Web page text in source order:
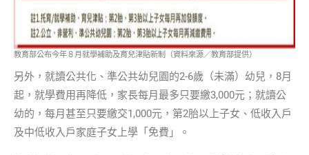
教育部公布今年８月就學補助及育兒津貼新制（資料來源／教育部提供）
另外，就讀公共化、準公共幼兒園的2-6歲（未滿）幼兒，8月
起，就學費用再降低，家長每月最多只要繳3,000元；就讀公
幼的，每月甚至只要繳交1,000元，第2胎以上子女、低收入戶
及中低收入戶家庭子女上學「免費」。